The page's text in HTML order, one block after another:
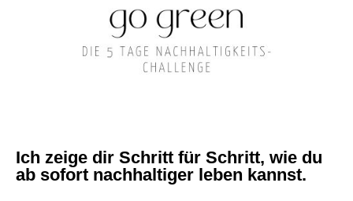
Ich zeige dir Schritt für Schritt, wie du
ab sofort nachhaltiger leben kannst.